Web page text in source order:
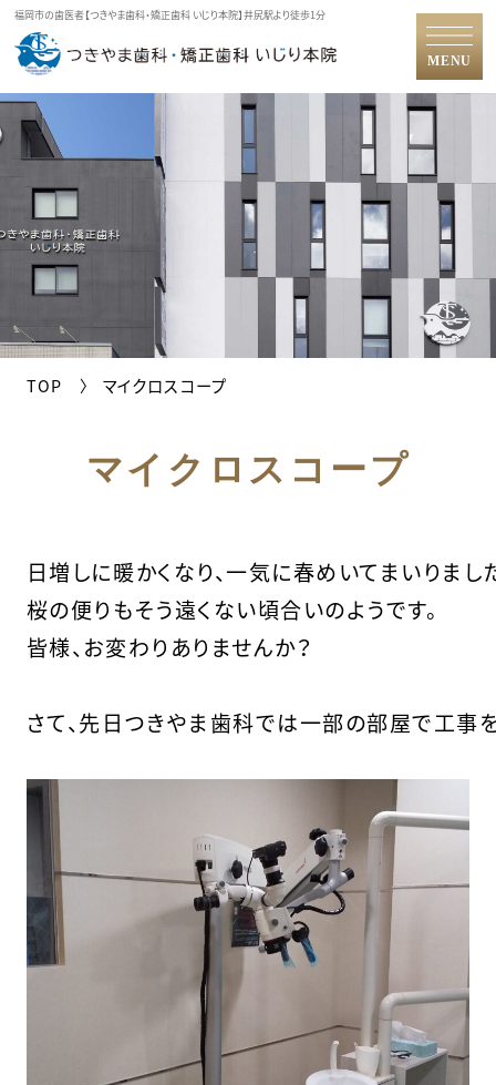
福岡市の歯医者【つきやま歯科・矯正歯科 いじり本院】井尻駅より徒歩1分
TOP マイクロスコープ
マイクロスコープ
日増しに暖かくなり、一気に春めいてまいりまし
桜の便りもそう遠くない頃合いのようです。
皆様、お変わりありませんか？
さて、先日つきやま歯科では一部の部屋で工事
MENU